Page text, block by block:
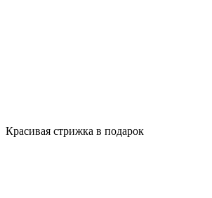
Красивая стрижка в подарок